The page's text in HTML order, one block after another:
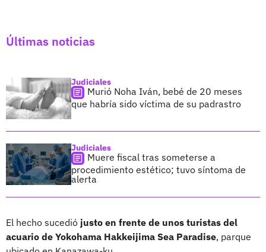
Últimas noticias
Judiciales
Murió Noha Iván, bebé de 20 meses
que habría sido víctima de su padrastro
Judiciales
Muere fiscal tras someterse a
procedimiento estético; tuvo síntoma de
alerta
El hecho sucedió justo en frente de unos turistas del
acuario de Yokohama Hakkeijima Sea Paradise, parque